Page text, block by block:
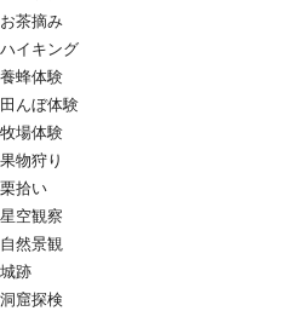
お茶摘み
ハイキング
養蜂体験
田んぼ体験
牧場体験
果物狩り
栗拾い
星空観察
自然景観
城跡
洞窟探検